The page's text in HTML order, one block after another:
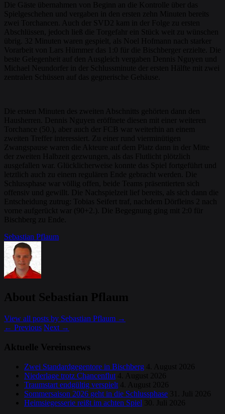
Die Gäste übernahmen von Beginn an die Kontrolle über das
Spielgeschehen und vergaben in den ersten zehn Minuten bereits
zwei Torchancen. Auch der SVD2 kam in der Folge zu ersten
Abschlüssen, jedoch ließ die Torgefahr ein Stück weit zu wünschen
übrig. 32 Minuten waren gespielt, als Noel Hofmann nach starker
Vorarbeit von Lars Hümmer das 1:0 für die Bischberger erzielte. Die
beste Gelegenheit auf den Ausgleich vergaben Dennis Nguyen und
Michael Neundorfer in der Schlussminute der ersten Hälfte mit zwei
zentralen Schüssen auf das gegnerische Gehäuse.
Die ersten Minuten des zweiten Abschnitts gehörten dann den
Hausherren. Dennis Nguyen eröffnete diesen mit einer weiteren
Torchance (50.), aber auch der FCB war weiterhin an einem
zweiten Treffer interessiert. Zu einer rund vierminütigen
Zwangspause waren die Akteure auf dem Platz dann in der Mitte
der zweiten Halbzeit gezwungen, als das Flutlicht plötzlich
ausgefallen war. Glücklicherweise konnte das Spiel fortgeführt und
letztlich auch zu einem regulären Ende gebracht werden. Die
Schlussphase war völlig offen, beide Teams präsentierten sich
offensiv und gewillt. Die Nachspielzeit lief bereits, als sich dann die
Entscheidung zutrug: Tobias Seifert traf, nachdem Dörfleins 2 nach
vorne aufgerückt war (90+2.). Die Begegnung ging mit 2:0 für
Bischberg zu Ende.
Sebastian Pflaum
About Sebastian Pflaum
View all posts by Sebastian Pflaum →
← Previous Next →
Aktuelle Vereinsnews
Zwei Standardgegentore in Bischberg 4. August 2026
Niederlage trotz Chancenflut 4. August 2026
Traumstart endgültig verspielt 4. August 2026
Sommersaison 2026 geht in die Schlussphase 31. Juli 2026
Heimsiegesserie reißt im achten Spiel
30. Juli 2026